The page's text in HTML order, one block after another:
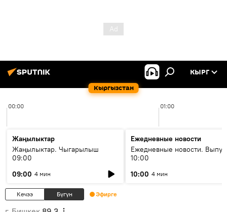
Кыргызстан
КЫРГ
00:00 01:00
Жаңылыктар
Жаңылыктар. Чыгарылыш
09:00
09:00 4 мин
Ежедневные новости
Ежедневные новости.
10:00
10:00 4 мин
Кечээ Бүгүн Эфирге